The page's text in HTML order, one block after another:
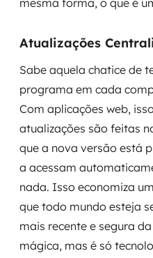
mesma forma, o que é
Atualizações
Sabe aquela chatice de
programa em cada
Com aplicações web,
atualizações são feitas
que a nova versão está
a acessam
nada. Isso economiza
que todo mundo esteja
mais recente e segura
mágica, mas é só